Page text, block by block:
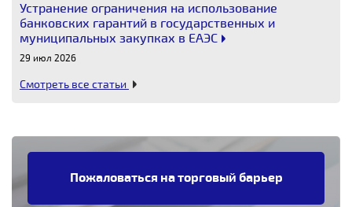
Устранение ограничения на использование
банковских гарантий в государственных и
муниципальных закупках в ЕАЭС
29 июл 2026
Смотреть все статьи
Пожаловаться на торговый барьер